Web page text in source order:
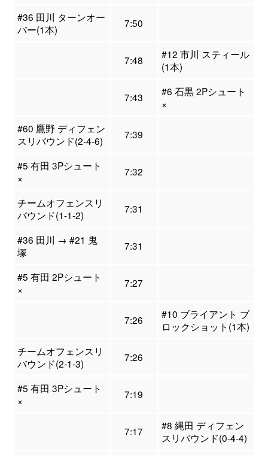
#36 田川 ターンオー
バー(1本)
7:50
7:48
#12 市川 スティール
(1本)
7:43
#6 石黒 2Pシュート
×
#60 鷹野 ディフェン
スリバウンド(2-4-6)
7:39
#5 有田 3Pシュート
×
7:32
チームオフェンスリ
バウンド(1-1-2)
7:31
#36 田川 → #21 鬼
塚
7:31
#5 有田 2Pシュート
×
7:27
7:26
#10 ブライアント ブ
ロックショット(1本)
チームオフェンスリ
バウンド(2-1-3)
7:26
#5 有田 3Pシュート
×
7:19
7:17
#8 縄田 ディフェン
スリバウンド(0-4-4)